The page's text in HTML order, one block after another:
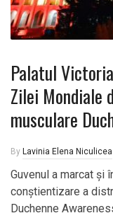
Palatul
Zilei Mondiale
musculare
By Lavinia Elena Niculicea
Guvenul a marcat și
conştientizare a
Duchenne